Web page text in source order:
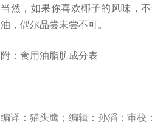
当然，如果你喜欢椰子的风味，
油，偶尔品尝未尝不可。
附：食用油脂肪成分表
编译：猫头鹰；编辑：孙滔；审校